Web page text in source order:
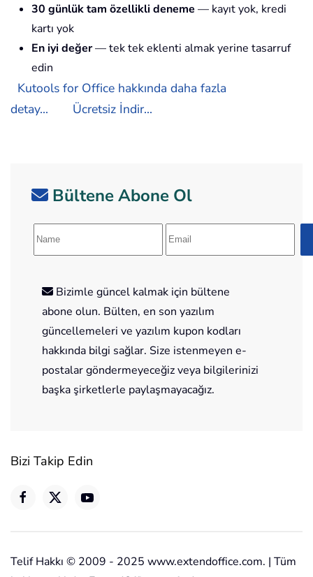
30 günlük tam özellikli deneme — kayıt yok, kredi
kartı yok
En iyi değer— tek tek eklenti almak yerine tasarruf
edin
Kutools for Office hakkında daha fazla
detay...
Ücretsiz İndir...
Bültene Abone Ol
Bizimle güncel kalmak için bültene
abone olun. Bülten, en son yazılım
güncellemeleri ve yazılım kupon kodları
hakkında bilgi sağlar. Size istenmeyen e-
postalar göndermeyeceğiz veya bilgilerinizi
başka şirketlerle paylaşmayacağız.
Bizi Takip Edin
Telif Hakkı © 2009 - 2025 www.extendoffice.com. | Tüm